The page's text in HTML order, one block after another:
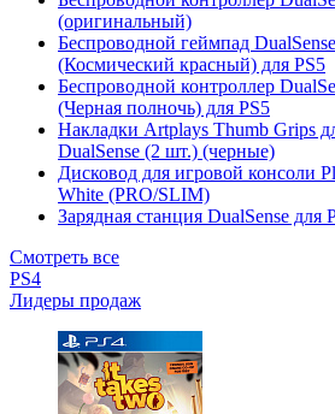
(оригинальный)
Беспроводной геймпад
(Космический красный) для PS5
Беспроводной контроллер
(Черная полночь) для PS5
Накладки Artplays Thumb Grips
DualSense (2 шт.) (черные)
Дисковод для игровой консоли
White (PRO/SLIM)
Зарядная станция DualSense для
Смотреть все
PS4
Лидеры продаж